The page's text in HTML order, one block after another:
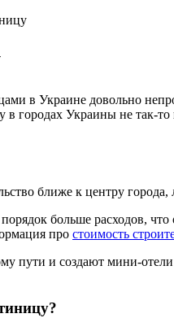
в Украине довольно
городах Украины не так-
ближе к центру
больше расходов,
про стоимость
пути и создают мини-